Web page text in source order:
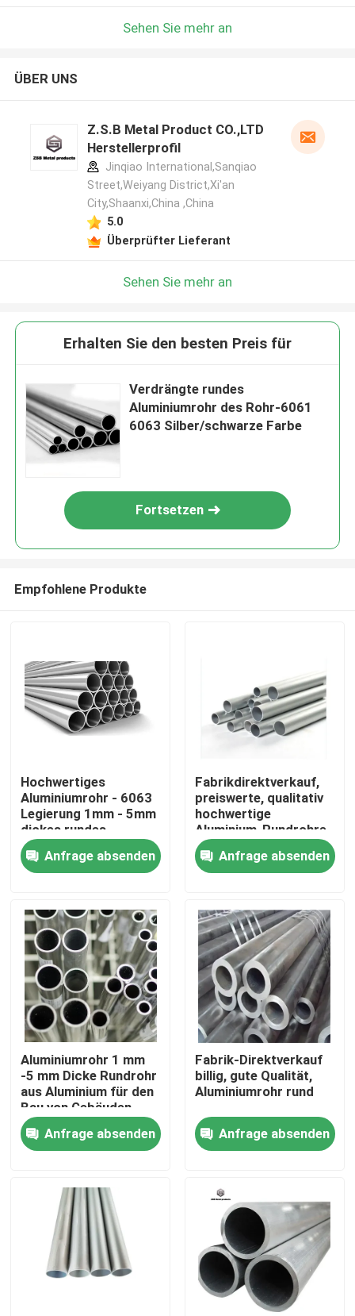
Zu Hause
Videos
Über uns
Werksbesichtigung
Qualitätskontrolle
Neuigkeiten
Bitte um ein Angebot
Sehen Sie mehr an
ÜBER UNS
Z.S.B Metal Product CO.,LTD
Herstellerprofil
Jinqiao International,Sanqiao
Street,Weiyang District,Xi'an
City,Shaanxi,China ,China
5.0
Überprüfter Lieferant
Sehen Sie mehr an
Erhalten Sie den besten Preis für
Verdrängte rundes
Aluminiumrohr des Rohr-6061
6063 Silber/schwarze Farbe
Fortsetzen
Empfohlene Produkte
Hochwertiges
Aluminiumrohr - 6063
Legierung 1mm - 5mm
dickes rundes
Aluminiumrohr für den
Hochbau
Anfrage absenden
Fabrikdirektverkauf,
preiswerte, qualitativ
hochwertige
Aluminium-Rundrohre
der Serie 3003 für den
Außenbereich
Anfrage absenden
Aluminiumrohr 1 mm
-5 mm Dicke Rundrohr
aus Aluminium für den
Bau von Gebäuden
Anfrage absenden
Fabrik-Direktverkauf
billig, gute Qualität,
Aluminiumrohr rund
Anfrage absenden